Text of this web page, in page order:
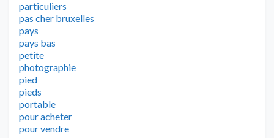
particuliers
pas cher bruxelles
pays
pays bas
petite
photographie
pied
pieds
portable
pour acheter
pour vendre